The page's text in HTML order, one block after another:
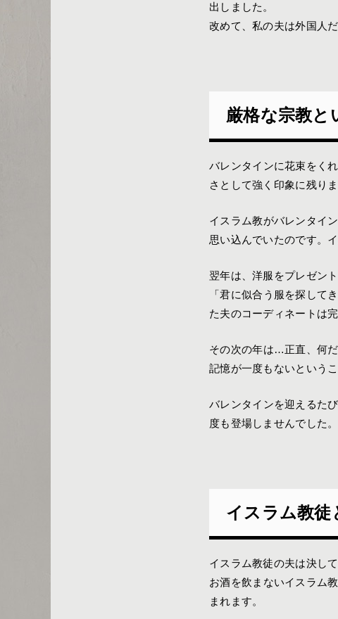
出しました。
改めて、私の夫は外国人
厳格な宗教と
バレンタインに花束をく
さとして強く印象に残りま
イスラム教がバレンタイ
思い込んでいたのです。
翌年は、洋服をプレゼン
「君に似合う服を探して
た夫のコーディネートは
その次の年は…正直、何
記憶が一度もないというこ
バレンタインを迎えるた
度も登場しませんでした。
イスラム教徒
イスラム教徒の夫は決し
お酒を飲まないイスラム
まれます。